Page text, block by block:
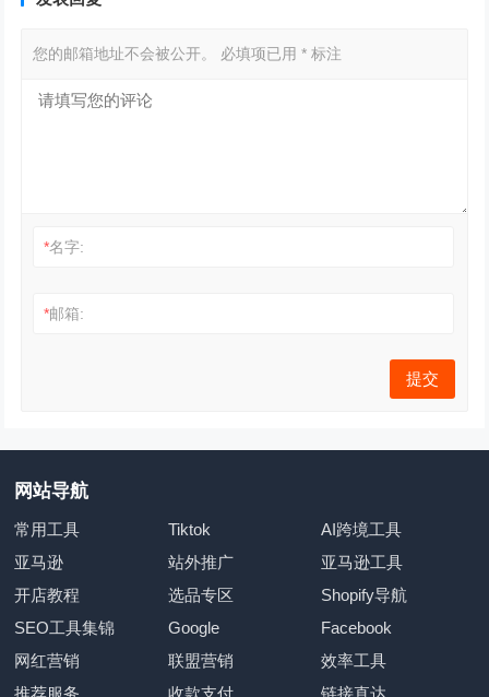
您的邮箱地址不会被公开。 必填项已用* 标注
*名字:
*邮箱:
网站导航
常用工具 Tiktok
AI跨境工具
亚马逊
站外推广
亚马逊工具
开店教程
选品专区
Shopify导航
SEO工具集锦
Google
Facebook
网红营销
联盟营销
效率工具